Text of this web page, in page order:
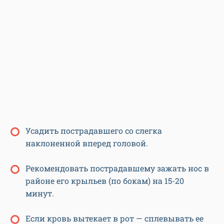
Усадить пострадавшего со слегка
наклоненной вперед головой.
Рекомендовать пострадавшему зажать нос в
районе его крыльев (по бокам) на 15-20
минут.
Если кровь вытекает в рот — сплевывать ее